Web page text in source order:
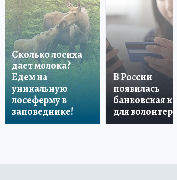
Сколько лосиха
дает молока?
Едем на
уникальную
лосеферму в
заповеднике!
В России
появилась
банковская
для волонтеров